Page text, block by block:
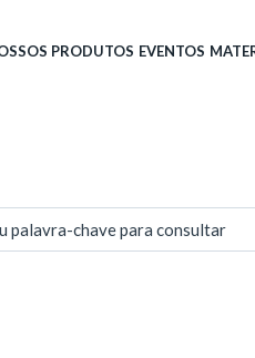
PRODUTOS EVENTOS
palavra-chave para consultar